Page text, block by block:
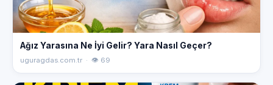
Ağız Yarasına Ne İyi Gelir? Yara Nasıl Geçer?
uguragdas.com.tr · 👁 69